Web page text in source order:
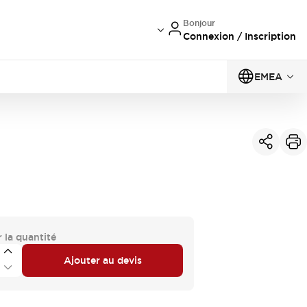
Bonjour
Connexion / Inscription
EMEA
la quantité
Ajouter au devis